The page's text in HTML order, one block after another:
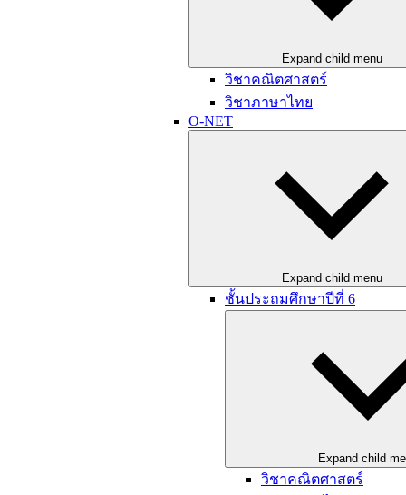
Expand child menu
วิชาคณิตศาสตร์
วิชาภาษาไทย
O-NET
Expand child menu
ชั้นประถมศึกษาปีที่ 6
Expand child
วิชาคณิตศาสตร์